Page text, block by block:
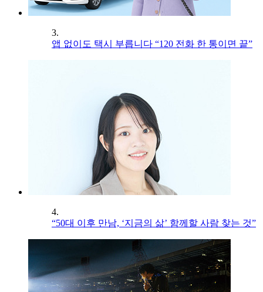
3.
앱 없이도 택시 부릅니다 “120 전화 한 통이면 끝”
4.
“50대 이후 만남, ‘지금의 삶’ 함께할 사람 찾는 것”